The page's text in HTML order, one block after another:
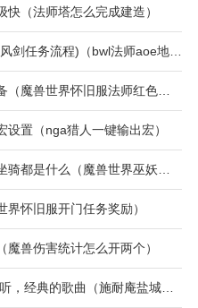
（法师塔怎么完成建造）
风剑任务详细流程(怀旧服风剑任务流程)（bwl法师aoe地精打法）
法师太阳井以前怎么穿装备（魔兽世界怀旧服法师红色帽子怎么获得）
置（nga猎人一键输出宏）
怀旧服开门任务奖励）
兽伤害统计怎么开两个）
80，90年代欧美有哪些好听，经典的歌曲（施耐庵盐城哪里人）